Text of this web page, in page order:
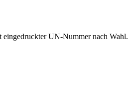
UN-Nummer nach Wahl.